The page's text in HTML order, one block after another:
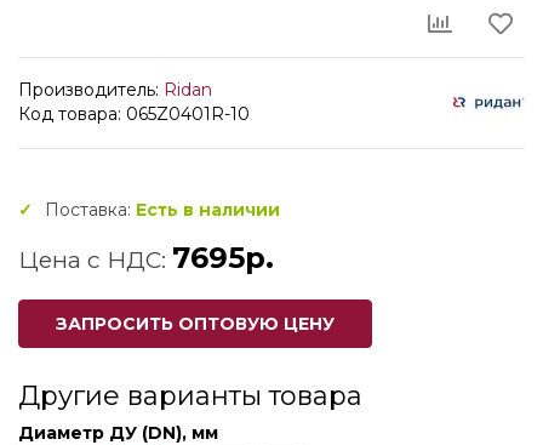
Производитель: Ridan
Код товара: 065Z0401R-10
Поставка: Есть в наличии
Цена с НДС: 7695р.
ЗАПРОСИТЬ ОПТОВУЮ ЦЕНУ
Другие варианты товара
Диаметр ДУ (DN), мм